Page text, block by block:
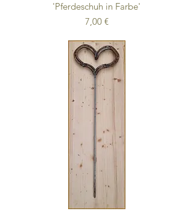
'Pferdeschuh in Farbe'
Preis
7,00 €